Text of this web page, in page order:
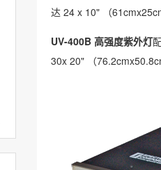
达 24 x 10" （
UV-400B 高强度紫外灯
30x 20" （